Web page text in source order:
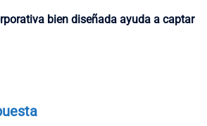
bien diseñada ayuda a captar